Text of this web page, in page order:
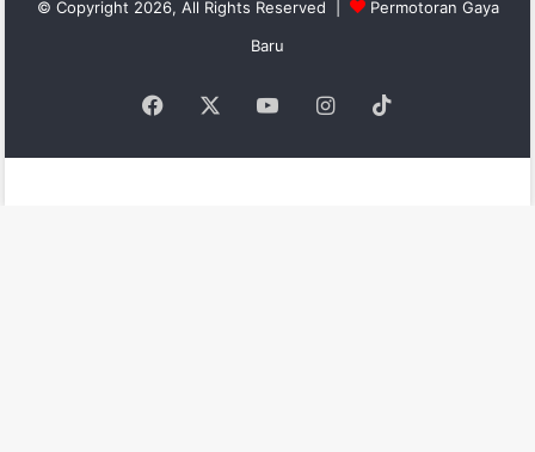
© Copyright 2026, All Rights Reserved |
Permotoran Gaya
Baru
Facebook YouTubeInstagram